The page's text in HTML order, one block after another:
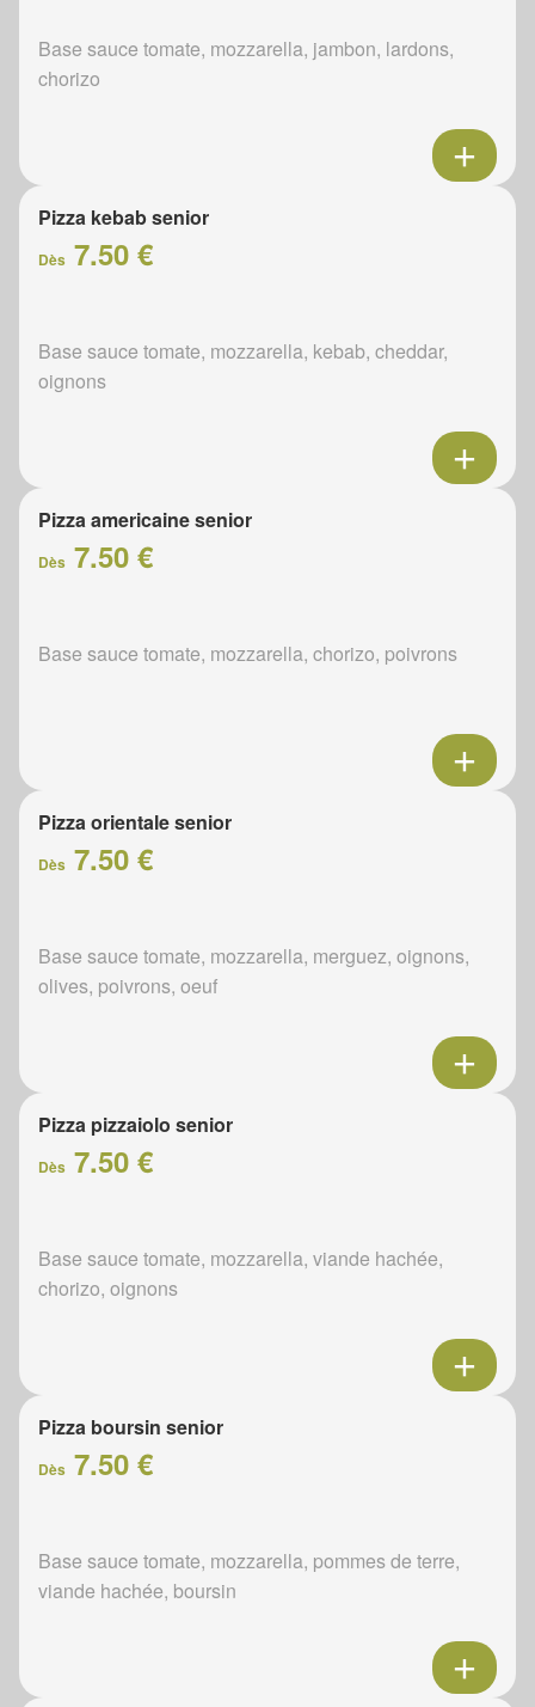
Base sauce tomate, mozzarella, jambon, lardons,
chorizo
Pizza kebab senior
Dès 7.50 €
Base sauce tomate, mozzarella, kebab, cheddar,
oignons
Pizza americaine senior
Dès 7.50 €
Base sauce tomate, mozzarella, chorizo, poivrons
Pizza orientale senior
Dès 7.50 €
Base sauce tomate, mozzarella, merguez, oignons,
olives, poivrons, oeuf
Pizza pizzaiolo senior
Dès 7.50 €
Base sauce tomate, mozzarella, viande hachée,
chorizo, oignons
Pizza boursin senior
Dès 7.50 €
Base sauce tomate, mozzarella, pommes de terre,
viande hachée, boursin